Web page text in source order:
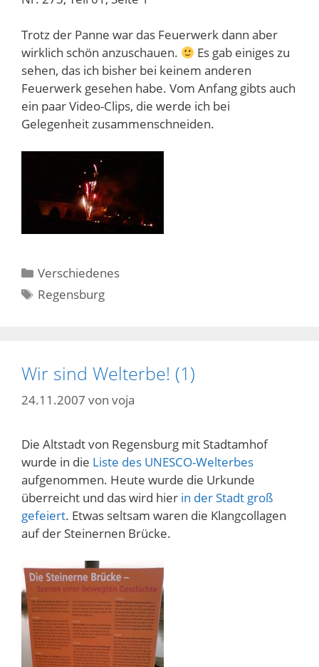
Trotz der Panne war das Feuerwerk dann aber
wirklich schön anzuschauen.
Es gab einiges zu
sehen, das ich bisher bei keinem anderen
Feuerwerk gesehen habe. Vom Anfang gibts auch
ein paar Video-Clips, die werde ich bei
Gelegenheit zusammenschneiden.
Kategorien
Verschiedenes
Schlagwörter
Regensburg
Wir sind Welterbe! (1)
24.11.2007 von voja
Die Altstadt von Regensburg mit Stadtamhof
wurde in die Liste des UNESCO-Welterbes
aufgenommen. Heute wurde die Urkunde
überreicht und das wird hier in der Stadt groß
gefeiert. Etwas seltsam waren die Klangcollagen
auf der Steinernen Brücke.